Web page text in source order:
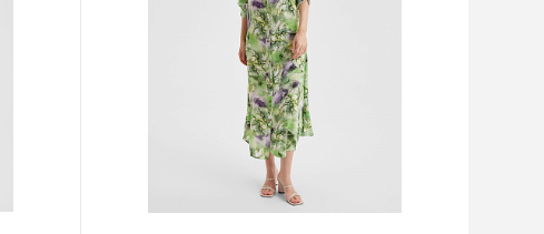
Другие варианты товара